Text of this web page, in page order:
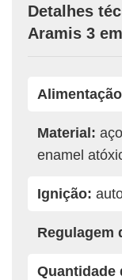
Detalhes
Aramis 3
Material:
enamel
Ignição:
Regulagem
Quantidade